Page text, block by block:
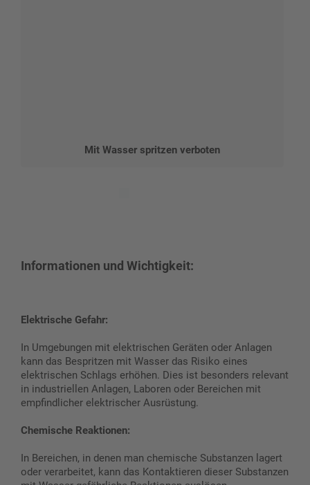
Mit Wasser spritzen verboten
Informationen und Wichtigkeit:
Elektrische Gefahr:
In Umgebungen mit elektrischen Geräten oder Anlagen
kann das Bespritzen mit Wasser das Risiko eines
elektrischen Schlags erhöhen. Dies ist besonders relevant
in industriellen Anlagen, Laboren oder Bereichen mit
empfindlicher elektrischer Ausrüstung.
Chemische Reaktionen:
In Bereichen, in denen man chemische Substanzen lagert
oder verarbeitet, kann das Kontaktieren dieser Substanzen